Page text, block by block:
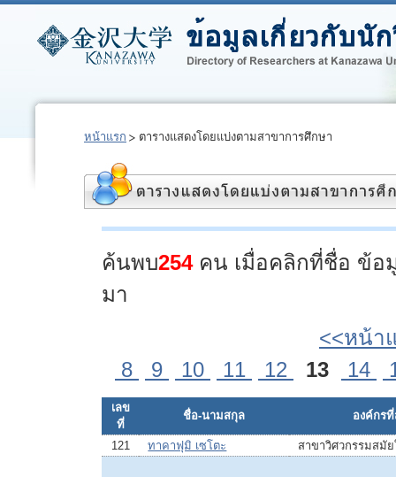
หน้าแรก ตารางแสดงโดยแบ่งตามสาขาการศึกษา
ค้นพบ254คน เมื่อคลิกที่ชื่อ ข้อ
มา
<<หน้า
8
9 10 11 12 13 14
เลข
ที่
ชื่อ-นามสกุล องค์กร
121 ทาคาฟุมิ เซโตะ สาขาวิศวกรรมสมั